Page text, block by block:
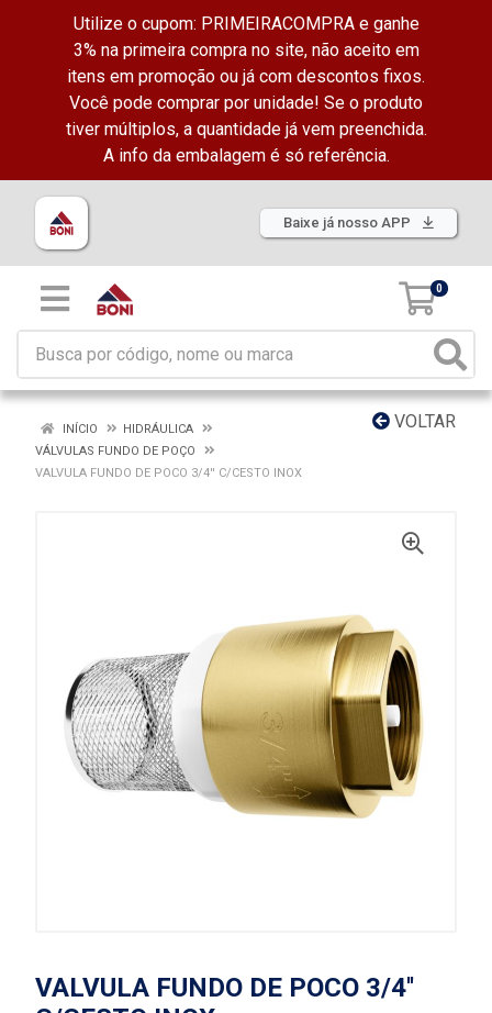
Utilize o cupom: PRIMEIRACOMPRA e ganhe
3% na primeira compra no site, não aceito em
itens em promoção ou já com descontos fixos.
Você pode comprar por unidade! Se o produto
tiver múltiplos, a quantidade já vem preenchida.
A info da embalagem é só referência.
Baixe já nosso APP
0
VOLTAR
INÍCIO
HIDRÁULICA
VÁLVULAS FUNDO DE POÇO
VALVULA FUNDO DE POCO 3/4'' C/CESTO INOX
VALVULA FUNDO DE POCO 3/4''